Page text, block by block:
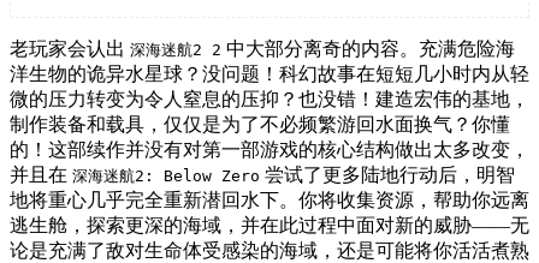
老玩家会认出 深海迷航2 2 中大部分离奇的内容。充满危险海
洋生物的诡异水星球？没问题！科幻故事在短短几小时内从轻
微的压力转变为令人窒息的压抑？也没错！建造宏伟的基地，
制作装备和载具，仅仅是为了不必频繁游回水面换气？你懂
的！这部续作并没有对第一部游戏的核心结构做出太多改变，
并且在 深海迷航2: Below Zero 尝试了更多陆地行动后，明智
地将重心几乎完全重新潜回水下。你将收集资源，帮助你远离
逃生舱，探索更深的海域，并在此过程中面对新的威胁——无
论是充满了敌对生命体受感染的海域，还是可能将你活活煮熟